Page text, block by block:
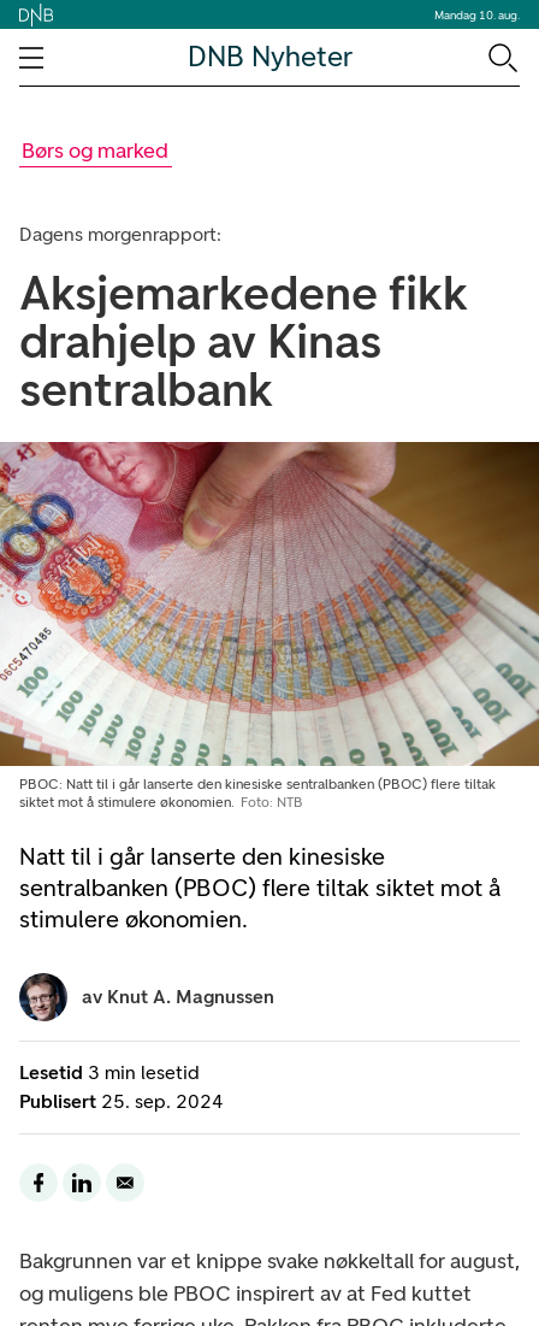
Mandag 10. aug.
DNB Nyheter
Børs og marked
Dagens morgenrapport:
Aksjemarkedene fikk
drahjelp av Kinas
sentralbank
Natt til i går lanserte den kinesiske
sentralbanken (PBOC) flere tiltak siktet mot å
stimulere økonomien.
PBOC: Natt til i går lanserte den kinesiske sentralbanken (PBOC) flere tiltak
siktet mot å stimulere økonomien.
Foto: NTB
Lesetid 3 min lesetid
Publisert 25. sep. 2024
av Knut A. Magnussen
Bakgrunnen var et knippe svake nøkkeltall for august,
og muligens ble PBOC inspirert av at Fed kuttet